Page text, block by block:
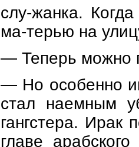
слу-жанка.
ма-терью на
— Теперь можно
— Но особенно
стал наемным
гангстера.
главе